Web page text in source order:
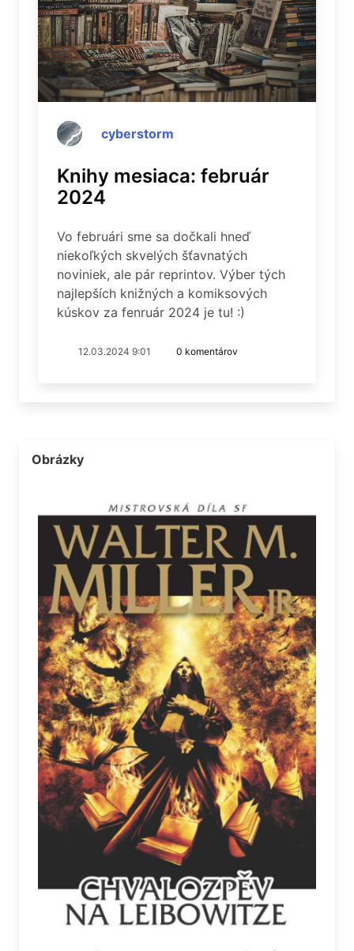
cyberstorm
Knihy mesiaca: február
2024
Vo februári sme sa dočkali hneď
niekoľkých skvelých šťavnatých
noviniek, ale pár reprintov. Výber tých
najlepších knižných a komiksových
kúskov za fenruár 2024 je tu! :)
12.03.2024 9:01 0 komentárov
Obrázky